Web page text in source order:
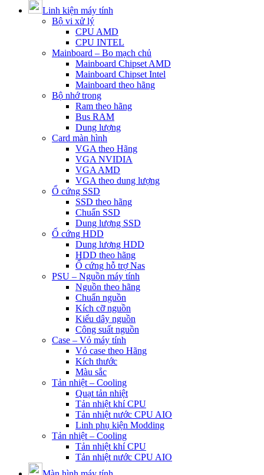
Linh kiện máy tính
Bộ vi xử lý
CPU AMD
CPU INTEL
Mainboard – Bo mạch chủ
Mainboard Chipset AMD
Mainboard Chipset Intel
Mainboard theo hãng
Bộ nhớ trong
Ram theo hãng
Bus RAM
Dung lượng
Card màn hình
VGA theo Hãng
VGA NVIDIA
VGA AMD
VGA theo dung lượng
Ổ cứng SSD
SSD theo hãng
Chuẩn SSD
Dung lượng SSD
Ổ cứng HDD
Dung lượng HDD
HDD theo hãng
Ổ cứng hỗ trợ Nas
PSU – Nguồn máy tính
Nguồn theo hãng
Chuẩn nguồn
Kích cỡ nguồn
Kiểu dây nguồn
Công suất nguồn
Case – Vỏ máy tính
Vỏ case theo Hãng
Kích thước
Màu sắc
Tản nhiệt – Cooling
Quạt tản nhiệt
Tản nhiệt khí CPU
Tản nhiệt nước CPU AIO
Linh phụ kiện Modding
Tản nhiệt – Cooling
Tản nhiệt khí CPU
Tản nhiệt nước CPU AIO